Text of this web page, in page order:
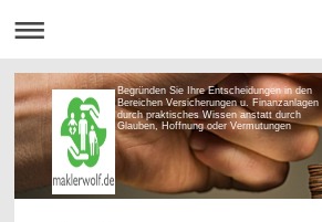
Begründen Sie Ihre Entscheidungen in den
Bereichen Versicherungen u. Finanzanlagen
durch praktisches Wissen anstatt durch
Glauben, Hoffnung oder Vermutungen